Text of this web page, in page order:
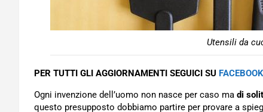
Utensili da
PER TUTTI GLI AGGIORNAMENTI SEGUICI SU FACEBOOK
Ogni invenzione dell’uomo non nasce per caso ma di
questo presupposto dobbiamo partire per provare a